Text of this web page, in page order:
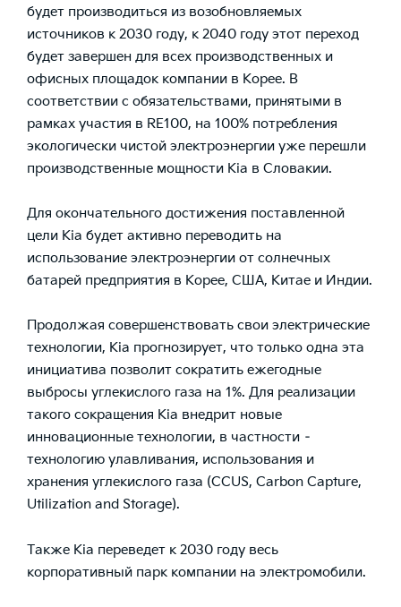
будет производиться из возобновляемых
источников к 2030 году, к 2040 году этот переход
будет завершен для всех производственных и
офисных площадок компании в Корее. В
соответствии с обязательствами, принятыми в
рамках участия в RE100, на 100% потребления
экологически чистой электроэнергии уже перешли
производственные мощности Kia в Словакии.
Для окончательного достижения поставленной
цели Kia будет активно переводить на
использование электроэнергии от солнечных
батарей предприятия в Корее, США, Китае и Индии.
Продолжая совершенствовать свои электрические
технологии, Kia прогнозирует, что только одна эта
инициатива позволит сократить ежегодные
выбросы углекислого газа на 1%. Для реализации
такого сокращения Kia внедрит новые
инновационные технологии, в частности –
технологию улавливания, использования и
хранения углекислого газа (CCUS, Carbon Capture,
Utilization and Storage).
Также Kia переведет к 2030 году весь
корпоративный парк компании на электромобили.